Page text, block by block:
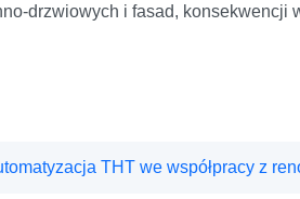
drzwiowych i fasad, konsekwencji
THT we współpracy z